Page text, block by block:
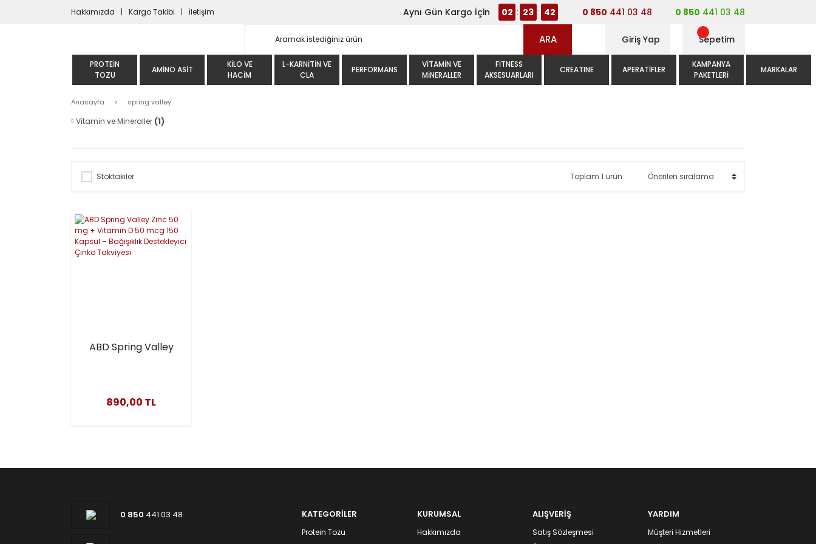
Hakkımızda Kargo Takibi İletişim Aynı Gün Kargo İçin 02 : 23 : 42 0 850 441 03 48 0 850 441 03 48
ARA Giriş Yap Sepetim
PROTEIN
TOZU
AMINO ASIT
KILO VE
HACIM
L-KARNITIN VE
CLA
PERFORMANS
VITAMIN VE
MINERALLER
FITNESS
AKSESUARLARI
CREATINE APERATIFLER
KAMPANYA
PAKETLERI
MARKALAR
Anasayfa spring valley
Vitamin ve Mineraller (1)
Stoktakiler Toplam 1 ürün
ABD Spring Valley
Bağışıklık
Destekleyici Çinko
890,00 TL
0 850 441 03 48 KATEGORİLER
Protein Tozu
KURUMSAL
Hakkımızda
ALIŞVERİŞ
Satış Sözleşmesi
YARDIM
Müşteri Hizmetleri